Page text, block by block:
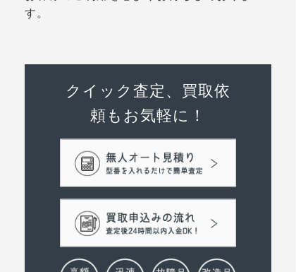
す。
クイック査定、買取依
頼もお気軽に！